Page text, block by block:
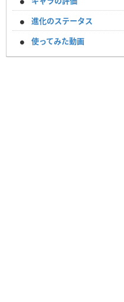
進化のステータス
使ってみた動画